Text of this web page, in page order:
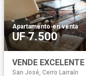
Apartamento·en venta
UF 7.500
San José, Cerro Larraín